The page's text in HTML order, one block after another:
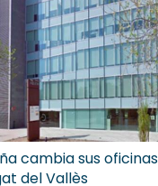
cambia sus
del Vallès